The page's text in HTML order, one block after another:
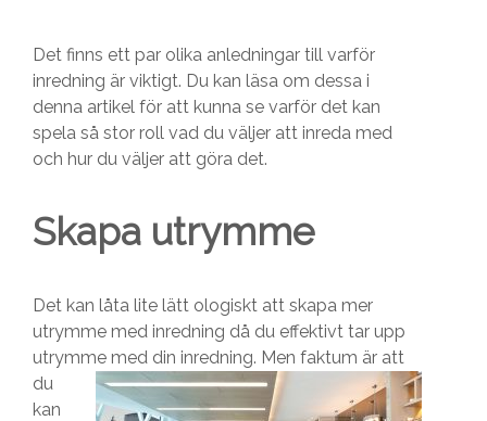
Det finns ett par olika anledningar till varför
inredning är viktigt. Du kan läsa om dessa i
denna artikel för att kunna se varför det kan
spela så stor roll vad du väljer att inreda med
och hur du väljer att göra det.
Skapa utrymme
Det kan låta lite lätt ologiskt att skapa mer
utrymme med inredning då du effektivt tar upp
utrymme med din inredning. Men faktum är att
du
kan